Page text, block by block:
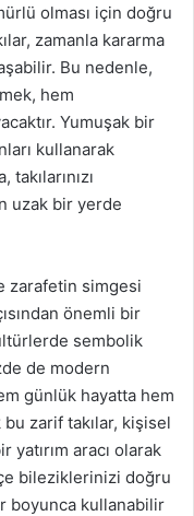
olması için doğru
zamanla kararma
Bu nedenle,
hem
Yumuşak bir
kullanarak
uzak bir yerde
zarafetin simgesi
önemli bir
sembolik
de modern
günlük hayatta hem
zarif takılar, kişisel
yatırım aracı olarak
bileziklerinizi doğru
boyunca kullanabilir